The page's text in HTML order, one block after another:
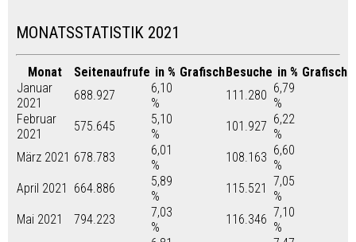
MONATSSTATISTIK 2021
Monat Seitenaufrufe in % GrafischBesuche in % Grafisch
Januar
2021
688.927
6,10
%
111.280 6,79
%
Februar
2021
575.645
5,10
%
101.927 6,22
%
März 2021 678.783
6,01
%
108.163 6,60
%
April 2021
664.886
5,89
%
115.521 7,05
%
Mai 2021
794.223
7,03
%
116.346 7,10
%